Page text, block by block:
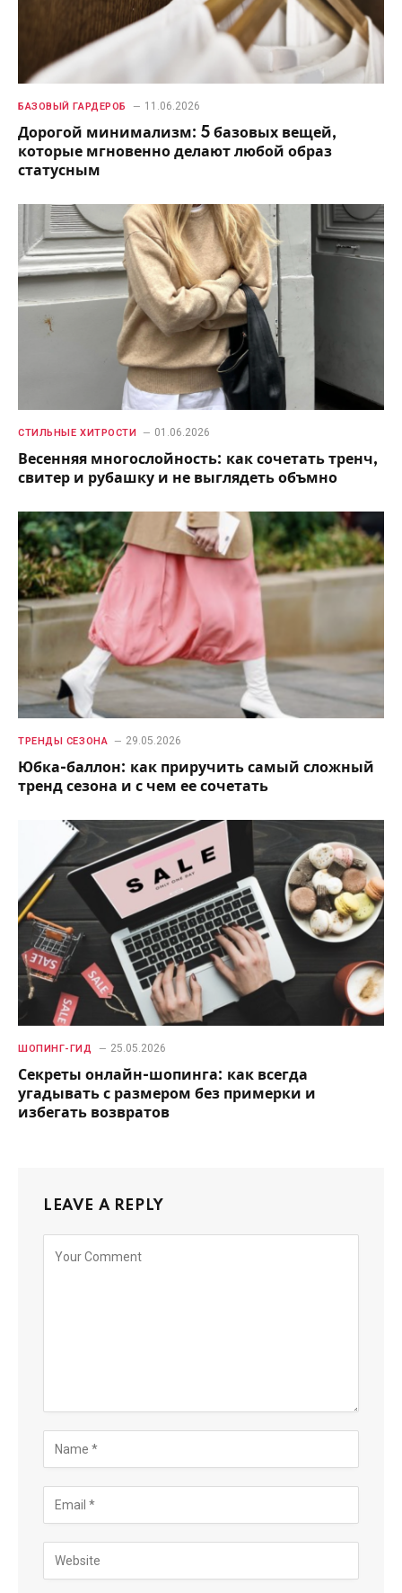
БАЗОВЫЙ ГАРДЕРОБ 11.06.2026
Дорогой минимализм: 5 базовых вещей,
которые мгновенно делают любой образ
статусным
СТИЛЬНЫЕ ХИТРОСТИ 01.06.2026
Весенняя многослойность: как сочетать тренч,
свитер и рубашку и не выглядеть объмно
ТРЕНДЫ СЕЗОНА 29.05.2026
Юбка-баллон: как приручить самый сложный
тренд сезона и с чем ее сочетать
ШОПИНГ-ГИД 25.05.2026
Секреты онлайн-шопинга: как всегда
угадывать с размером без примерки и
избегать возвратов
LEAVE A REPLY